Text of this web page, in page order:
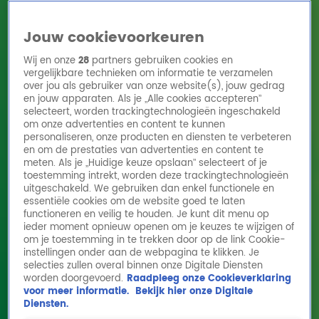
HomeActiesRadioshows DJ'sRadio 10 zendersHitlijsten
Radio luisteren
Volg Radio 10
Zoeken
HomeOnline Radio LuisterenActiesShowsAlle zenders
Joost Klein opnieuw naar het Songfestival?
12 aug 2024, 17:50
Na ruim drie maanden is er ein-de-lijk duidelijkheid
Jouw cookievoorkeuren
Wij en onze28 partners gebruiken cookies en
vergelijkbare technieken om informatie te verzamelen
over jou als gebruiker van onze website(s), jouw gedrag
en jouw apparaten. Als je „Alle cookies accepteren”
selecteert, worden trackingtechnologieën ingeschakeld
om onze advertenties en content te kunnen
personaliseren, onze producten en diensten te verbeteren
en om de prestaties van advertenties en content te
meten. Als je „Huidige keuze opslaan” selecteert of je
toestemming intrekt, worden deze trackingtechnologieën
uitgeschakeld. We gebruiken dan enkel functionele en
essentiële cookies om de website goed te laten
functioneren en veilig te houden. Je kunt dit menu op
ieder moment opnieuw openen om je keuzes te wijzigen of
om je toestemming in te trekken door op de link Cookie-
instellingen onder aan de webpagina te klikken. Je
selecties zullen overal binnen onze Digitale Diensten
worden doorgevoerd. Raadpleeg onze Cookieverklaring
voor meer informatie. Bekijk hier onze Digitale
Diensten.